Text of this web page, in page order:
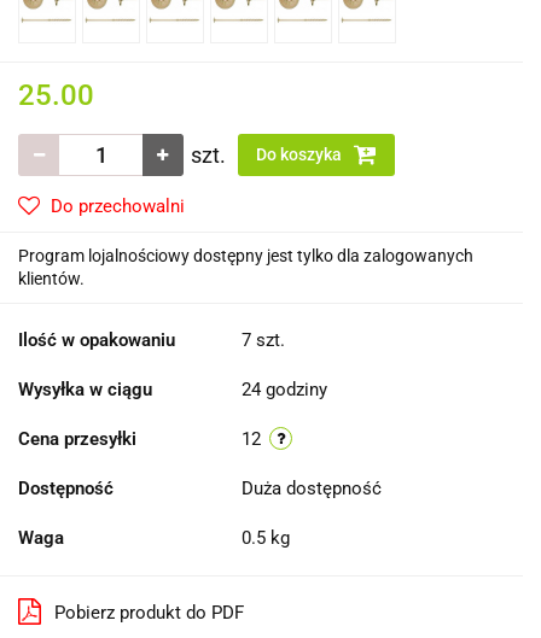
25.00
szt. Do koszyka
Do przechowalni
Program lojalnościowy dostępny jest tylko dla zalogowanych
klientów.
Ilość w opakowaniu 7 szt.
Wysyłka w ciągu 24 godziny
Cena przesyłki 12
Dostępność Duża dostępność
Waga 0.5 kg
Pobierz produkt do PDF